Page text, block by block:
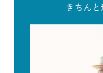
きちん